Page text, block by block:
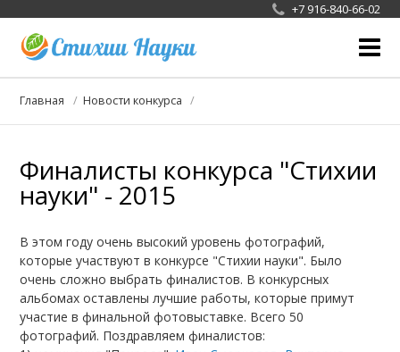
+7 916-840-66-02
О фотоконкурсе
Жюри
Галерея
Новости конкурса
СМИ
Сотрудничество
Главная Новости конкурса
Финалисты конкурса "Стихии
науки" - 2015
В этом году очень высокий уровень фотографий,
которые участвуют в конкурсе "Стихии науки". Было
очень сложно выбрать финалистов. В конкурсных
альбомах оставлены лучшие работы, которые примут
участие в финальной фотовыставке. Всего 50
фотографий. Поздравляем финалистов: